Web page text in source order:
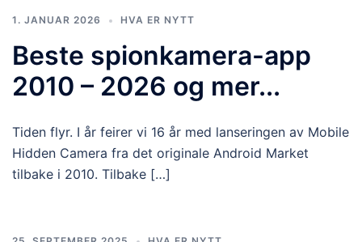
1. JANUAR 2026 HVA ER NYTT
Beste spionkamera-app
2010 – 2026 og mer...
Tiden flyr. I år feirer vi 16 år med lanseringen av Mobile
Hidden Camera fra det originale Android Market
tilbake i 2010. Tilbake […]